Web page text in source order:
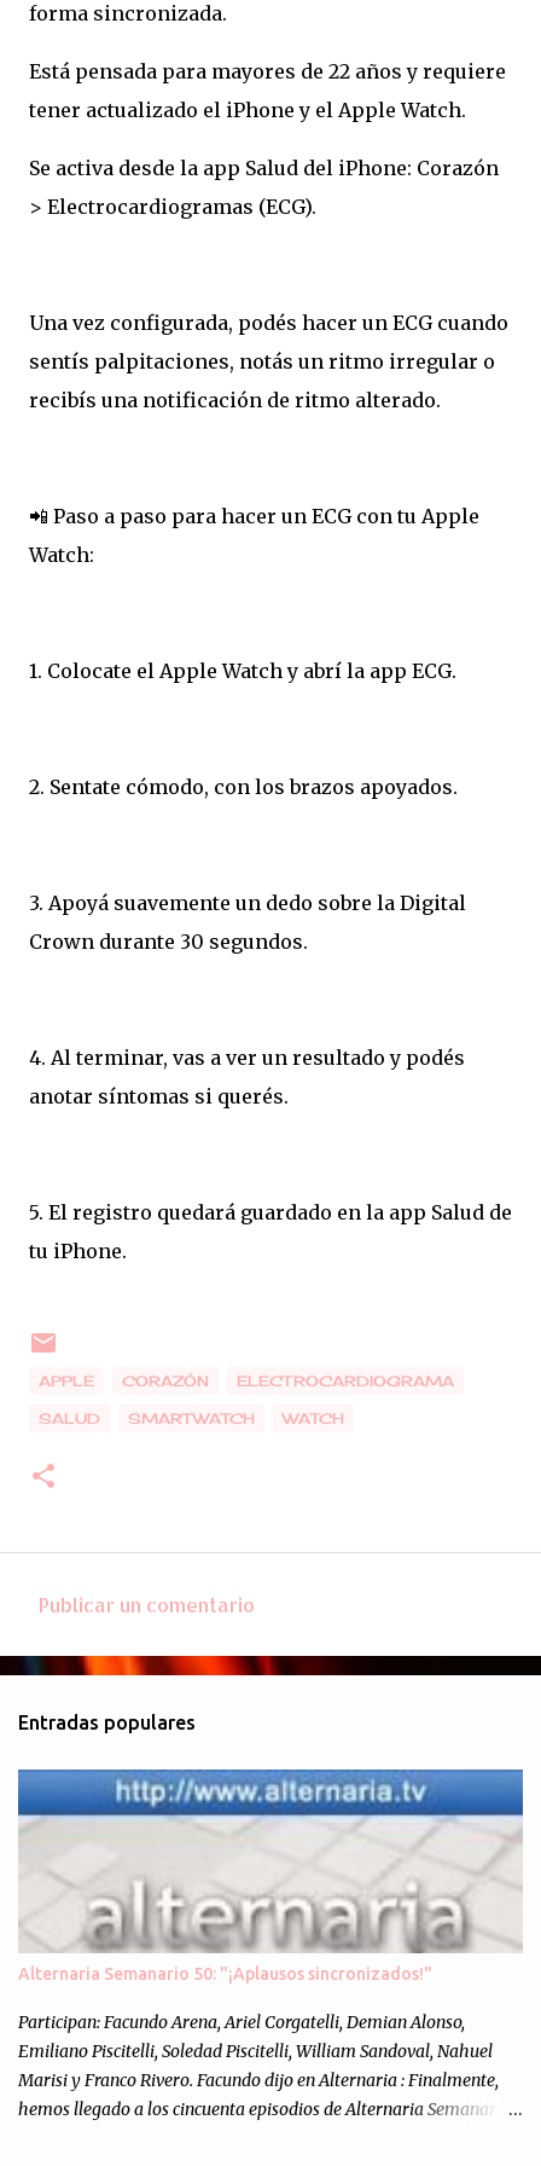
forma sincronizada.
Está pensada para mayores de 22 años y requiere
tener actualizado el iPhone y el Apple Watch.
Se activa desde la app Salud del iPhone: Corazón
> Electrocardiogramas (ECG).
Una vez configurada, podés hacer un ECG cuando
sentís palpitaciones, notás un ritmo irregular o
recibís una notificación de ritmo alterado.
📲 Paso a paso para hacer un ECG con tu Apple
Watch:
1. Colocate el Apple Watch y abrí la app ECG.
2. Sentate cómodo, con los brazos apoyados.
3. Apoyá suavemente un dedo sobre la Digital
Crown durante 30 segundos.
4. Al terminar, vas a ver un resultado y podés
anotar síntomas si querés.
5. El registro quedará guardado en la app Salud de
tu iPhone.
APPLE CORAZÓN ELECTROCARDIOGRAMA
SALUD SMARTWATCH WATCH
o
e
n
t
o
s
Publicar un comentario
Entradas populares
Alternaria Semanario 50: "¡Aplausos sincronizados!"
Participan: Facundo Arena, Ariel Corgatelli, Demian Alonso,
Emiliano Piscitelli, Soledad Piscitelli, William Sandoval, Nahuel
Marisi y Franco Rivero. Facundo dijo en Alternaria : Finalmente,
hemos llegado a los cincuenta episodios de Alternaria Semanario.